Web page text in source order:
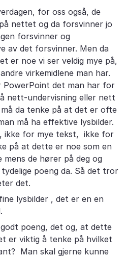
for oss også, de
nettet og da forsvinner jo
forsvinner og
av det forsvinner. Men da
er noe vi ser veldig mye på,
virkemidlene man har.
PowerPoint det man har for
nett-undervisning eller nett
da tenke på at det er ofte
må ha effektive lysbilder.
ikke for mye tekst, ikke for
på at dette er noe som en
de hører på deg og
poeng da. Så det tror
det.
lysbilder , det er en en
poeng, det og, at dette
er viktig å tenke på hvilket
Man skal gjerne kunne